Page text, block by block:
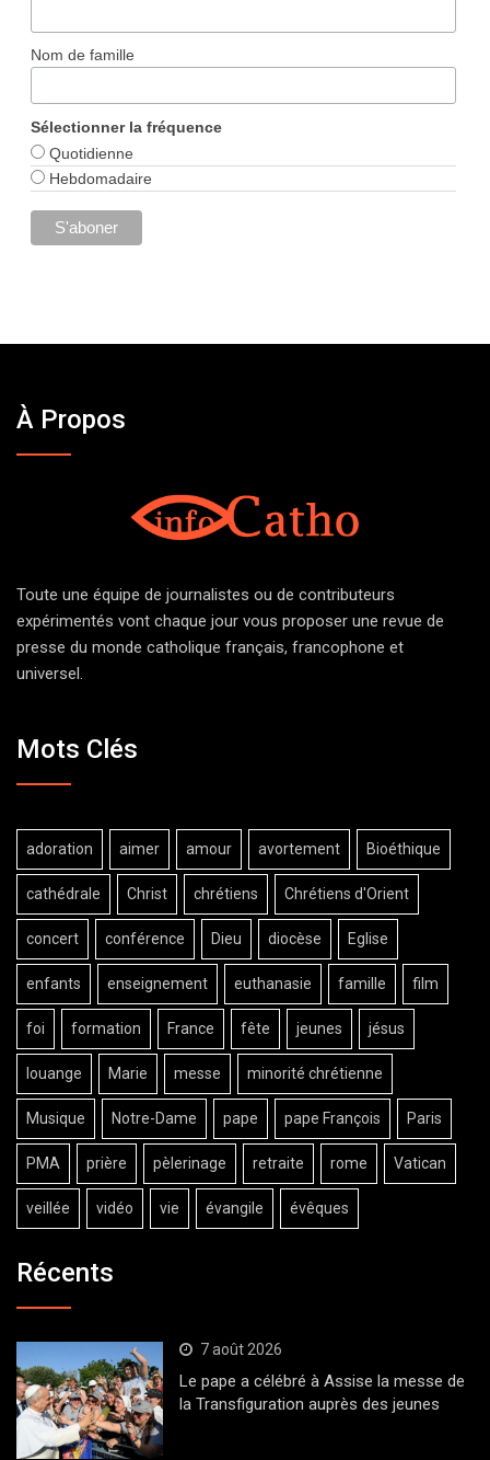
Nom de famille
Sélectionner la fréquence
Quotidienne
Hebdomadaire
À Propos
Toute une équipe de journalistes ou de contributeurs
expérimentés vont chaque jour vous proposer une revue de
presse du monde catholique français, francophone et
universel.
Mots Clés
adoration aimer amour avortement Bioéthique
cathédrale Christ chrétiens Chrétiens d'Orient
concert conférence Dieu diocèse Eglise
enfants enseignement euthanasie famille film
foi formation France fête jeunes jésus
louange Marie messe minorité chrétienne
Musique Notre-Dame pape pape François Paris
PMA prière pèlerinage retraite rome Vatican
veillée vidéo vie évangile évêques
Récents
7 août 2026
Le pape a célébré à Assise la messe de
la Transfiguration auprès des jeunes